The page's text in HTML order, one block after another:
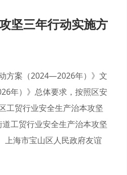
坚三年行动实施方
方案（2024—2026年）》文
年）》总体要求，按照区安
工贸行业安全生产治本攻坚
工贸行业安全生产治本攻坚
上海市宝山区人民政府友谊